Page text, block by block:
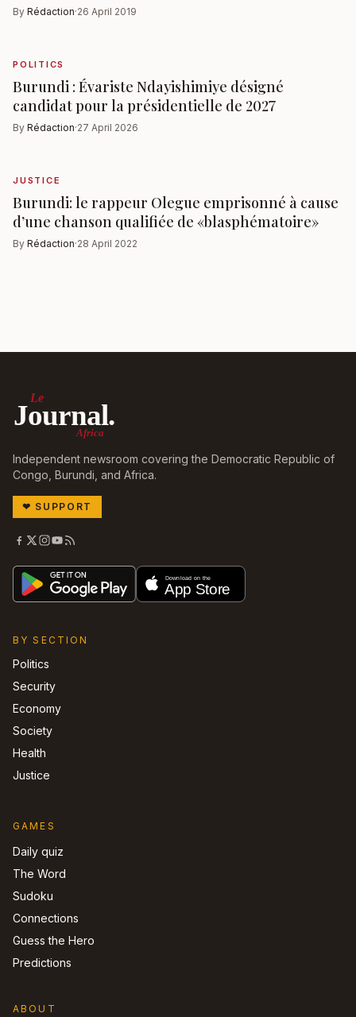
By Rédaction·26 April 2019
POLITICS
Burundi : Évariste Ndayishimiye désigné
candidat pour la présidentielle de 2027
By Rédaction·27 April 2026
JUSTICE
Burundi: le rappeur Olegue emprisonné à cause
d’une chanson qualifiée de «blasphématoire»
By Rédaction·28 April 2022
Le
Journal.
Africa
Independent newsroom covering the Democratic Republic of
Congo, Burundi, and Africa.
❤ SUPPORT
BY SECTION
Politics
Security
Economy
Society
Health
Justice
GAMES
Daily quiz
The Word
Sudoku
Connections
Guess the Hero
Predictions
ABOUT